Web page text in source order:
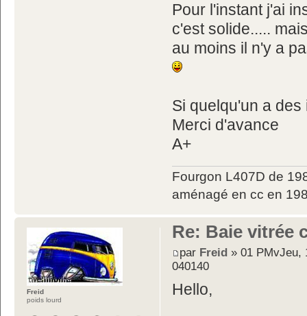
Pour l'instant j'ai
c'est solide.....
au moins il n'y a
Si quelqu'un a
Merci d'avance
A+
Fourgon L407D de
aménagé en cc en
Re: Baie vitrée
par Freid » 01 PMvJeu,
040140
Hello,
Freid
poids lourd